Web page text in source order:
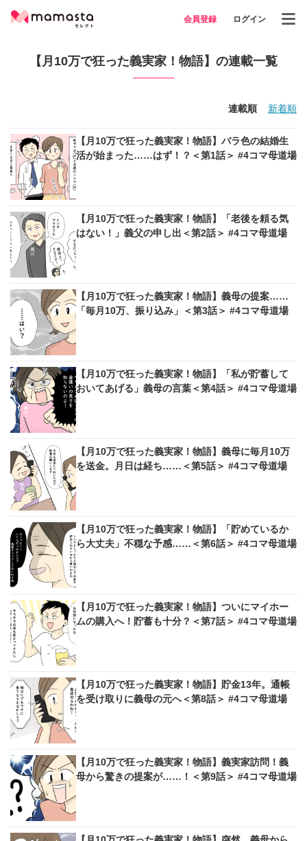
会員登録 ログイン
【月10万で狂った義実家！物語】の連載一覧
連載順 新着順
【月10万で狂った義実家！物語】バラ色の結婚生
活が始まった……はず！？＜第1話＞ #4コマ母道場
【月10万で狂った義実家！物語】「老後を頼る気
はない！」義父の申し出＜第2話＞ #4コマ母道場
【月10万で狂った義実家！物語】義母の提案……
「毎月10万、振り込み」＜第3話＞ #4コマ母道場
【月10万で狂った義実家！物語】「私が貯蓄して
おいてあげる」義母の言葉＜第4話＞ #4コマ母道場
【月10万で狂った義実家！物語】義母に毎月10万
を送金。月日は経ち……＜第5話＞ #4コマ母道場
【月10万で狂った義実家！物語】「貯めているか
ら大丈夫」不穏な予感……＜第6話＞ #4コマ母道場
【月10万で狂った義実家！物語】ついにマイホー
ムの購入へ！貯蓄も十分？＜第7話＞ #4コマ母道場
【月10万で狂った義実家！物語】貯金13年。通帳
を受け取りに義母の元へ＜第8話＞ #4コマ母道場
【月10万で狂った義実家！物語】義実家訪問！義
母から驚きの提案が……！＜第9話＞ #4コマ母道場